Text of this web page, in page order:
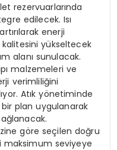
rezervuarlarında
edilecek. Isı
enerji
yükseltecek
alanı sunulacak.
malzemeleri ve
verimliliğini
Atık yönetiminde
plan uygulanarak
göre seçilen doğru
maksimum seviyeye